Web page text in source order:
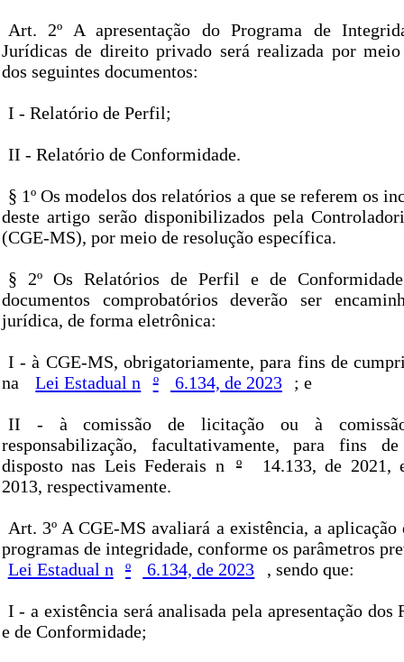
Art. 2º A apresentação do Programa de
Jurídicas de direito privado será realizada por
dos seguintes documentos:
I - Relatório de Perfil;
II - Relatório de Conformidade.
§ 1º Os modelos dos relatórios a que se referem os
deste artigo serão disponibilizados pela
(CGE-MS), por meio de resolução específica.
§ 2º Os Relatórios de Perfil e de
documentos comprobatórios deverão ser
jurídica, de forma eletrônica:
I - à CGE-MS, obrigatoriamente, para fins de
na
Lei Estadual n º 6.134, de 2023 ; e
II - à comissão de licitação ou à comissão
responsabilização, facultativamente, para fins
disposto nas Leis Federais n
º
14.133, de 2021,
2013, respectivamente.
Art. 3º A CGE-MS avaliará a existência, a
programas de integridade, conforme os parâmetros
Lei Estadual n
º 6.134, de 2023 , sendo que:
I - a existência será analisada pela apresentação
e de Conformidade;